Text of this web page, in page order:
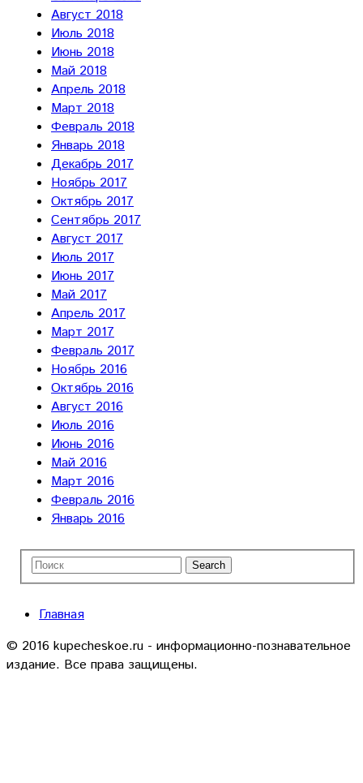
Август 2018
Июль 2018
Июнь 2018
Май 2018
Апрель 2018
Март 2018
Февраль 2018
Январь 2018
Декабрь 2017
Ноябрь 2017
Октябрь 2017
Сентябрь 2017
Август 2017
Июль 2017
Июнь 2017
Май 2017
Апрель 2017
Март 2017
Февраль 2017
Ноябрь 2016
Октябрь 2016
Август 2016
Июль 2016
Июнь 2016
Май 2016
Март 2016
Февраль 2016
Январь 2016
Главная
© 2016 kupecheskoe.ru - информационно-познавательное
издание. Все права защищены.